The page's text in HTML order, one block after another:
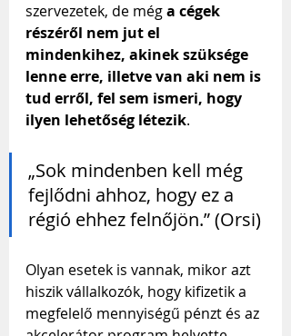
szervezetek, de még a cégek
részéről nem jut el
mindenkihez, akinek szüksége
lenne erre, illetve van aki nem is
tud erről, fel sem ismeri, hogy
ilyen lehetőség létezik.
„Sok mindenben kell még
fejlődni ahhoz, hogy ez a
régió ehhez felnőjön.” (Orsi)
Olyan esetek is vannak, mikor azt
hiszik vállalkozók, hogy kifizetik a
megfelelő mennyiségű pénzt és az